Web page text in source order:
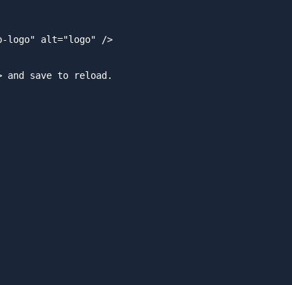
logo" alt="logo" />
and save to reload.